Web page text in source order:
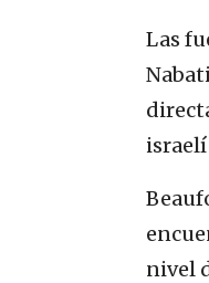
Las
nivel